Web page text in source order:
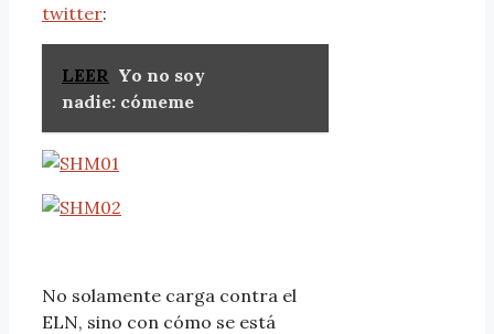
twitter:
LEER Yo no soy
nadie: cómeme
No solamente carga contra el
ELN, sino con cómo se está